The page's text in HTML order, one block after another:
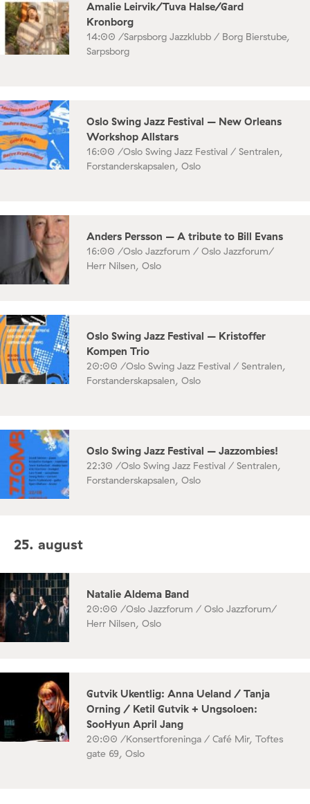
Amalie Leirvik/Tuva Halse/Gard
Kronborg
14:00 /Sarpsborg Jazzklubb / Borg Bierstube,
Sarpsborg
Oslo Swing Jazz Festival – New Orleans
Workshop Allstars
16:00 /Oslo Swing Jazz Festival / Sentralen,
Forstanderskapsalen, Oslo
Anders Persson – A tribute to Bill Evans
16:00 /Oslo Jazzforum / Oslo Jazzforum/
Herr Nilsen, Oslo
Oslo Swing Jazz Festival – Kristoffer
Kompen Trio
20:00 /Oslo Swing Jazz Festival / Sentralen,
Forstanderskapsalen, Oslo
Oslo Swing Jazz Festival – Jazzombies!
22:30 /Oslo Swing Jazz Festival / Sentralen,
Forstanderskapsalen, Oslo
25. august
Natalie Aldema Band
20:00 /Oslo Jazzforum / Oslo Jazzforum/
Herr Nilsen, Oslo
Gutvik Ukentlig: Anna Ueland / Tanja
Orning / Ketil Gutvik + Ungsoloen:
SooHyun April Jang
20:00 /Konsertforeninga / Café Mir, Toftes
gate 69, Oslo